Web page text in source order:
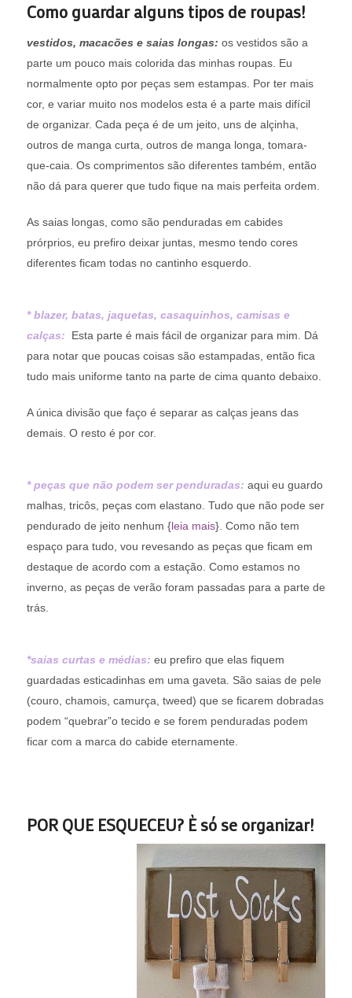
Como guardar alguns tipos de roupas!
vestidos, macacões e saias longas: os vestidos são a
parte um pouco mais colorida das minhas roupas. Eu
normalmente opto por peças sem estampas. Por ter mais
cor, e variar muito nos modelos esta é a parte mais difícil
de organizar. Cada peça é de um jeito, uns de alçinha,
outros de manga curta, outros de manga longa, tomara-
que-caia. Os comprimentos são diferentes também, então
não dá para querer que tudo fique na mais perfeita ordem.
As saias longas, como são penduradas em cabides
prórprios, eu prefiro deixar juntas, mesmo tendo cores
diferentes ficam todas no cantinho esquerdo.
* blazer, batas, jaquetas, casaquinhos, camisas e
calças:
Esta parte é mais fácil de organizar para mim. Dá
para notar que poucas coisas são estampadas, então fica
tudo mais uniforme tanto na parte de cima quanto debaixo.
A única divisão que faço é separar as calças jeans das
demais. O resto é por cor.
* peças que não podem ser penduradas: aqui eu guardo
malhas, tricôs, peças com elastano. Tudo que não pode ser
pendurado de jeito nenhum {leia mais}. Como não tem
espaço para tudo, vou revesando as peças que ficam em
destaque de acordo com a estação. Como estamos no
inverno, as peças de verão foram passadas para a parte de
trás.
*saias curtas e médias: eu prefiro que elas fiquem
guardadas esticadinhas em uma gaveta. São saias de pele
(couro, chamois, camurça, tweed) que se ficarem dobradas
podem “quebrar”o tecido e se forem penduradas podem
ficar com a marca do cabide eternamente.
POR QUE ESQUECEU? È só se organizar!